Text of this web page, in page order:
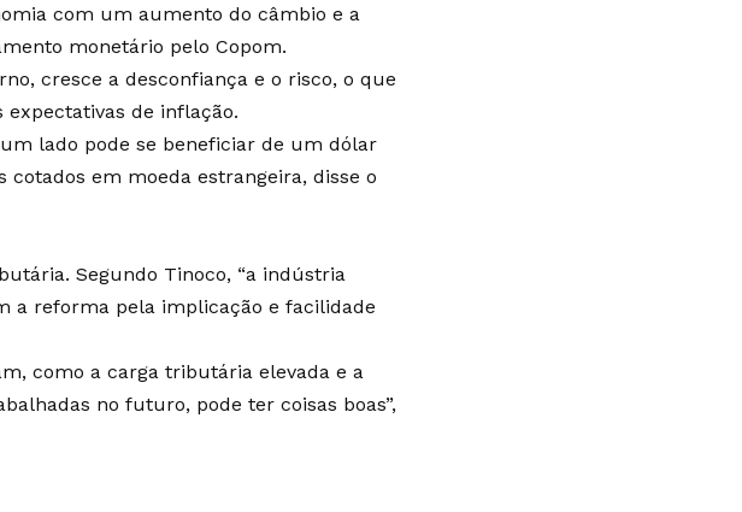
com um aumento do câmbio e a
monetário pelo Copom.
cresce a desconfiança e o risco, o que
de inflação.
lado pode se beneficiar de um dólar
em moeda estrangeira, disse o
Segundo Tinoco, “a indústria
a reforma pela implicação e facilidade
como a carga tributária elevada e a
no futuro, pode ter coisas boas”,